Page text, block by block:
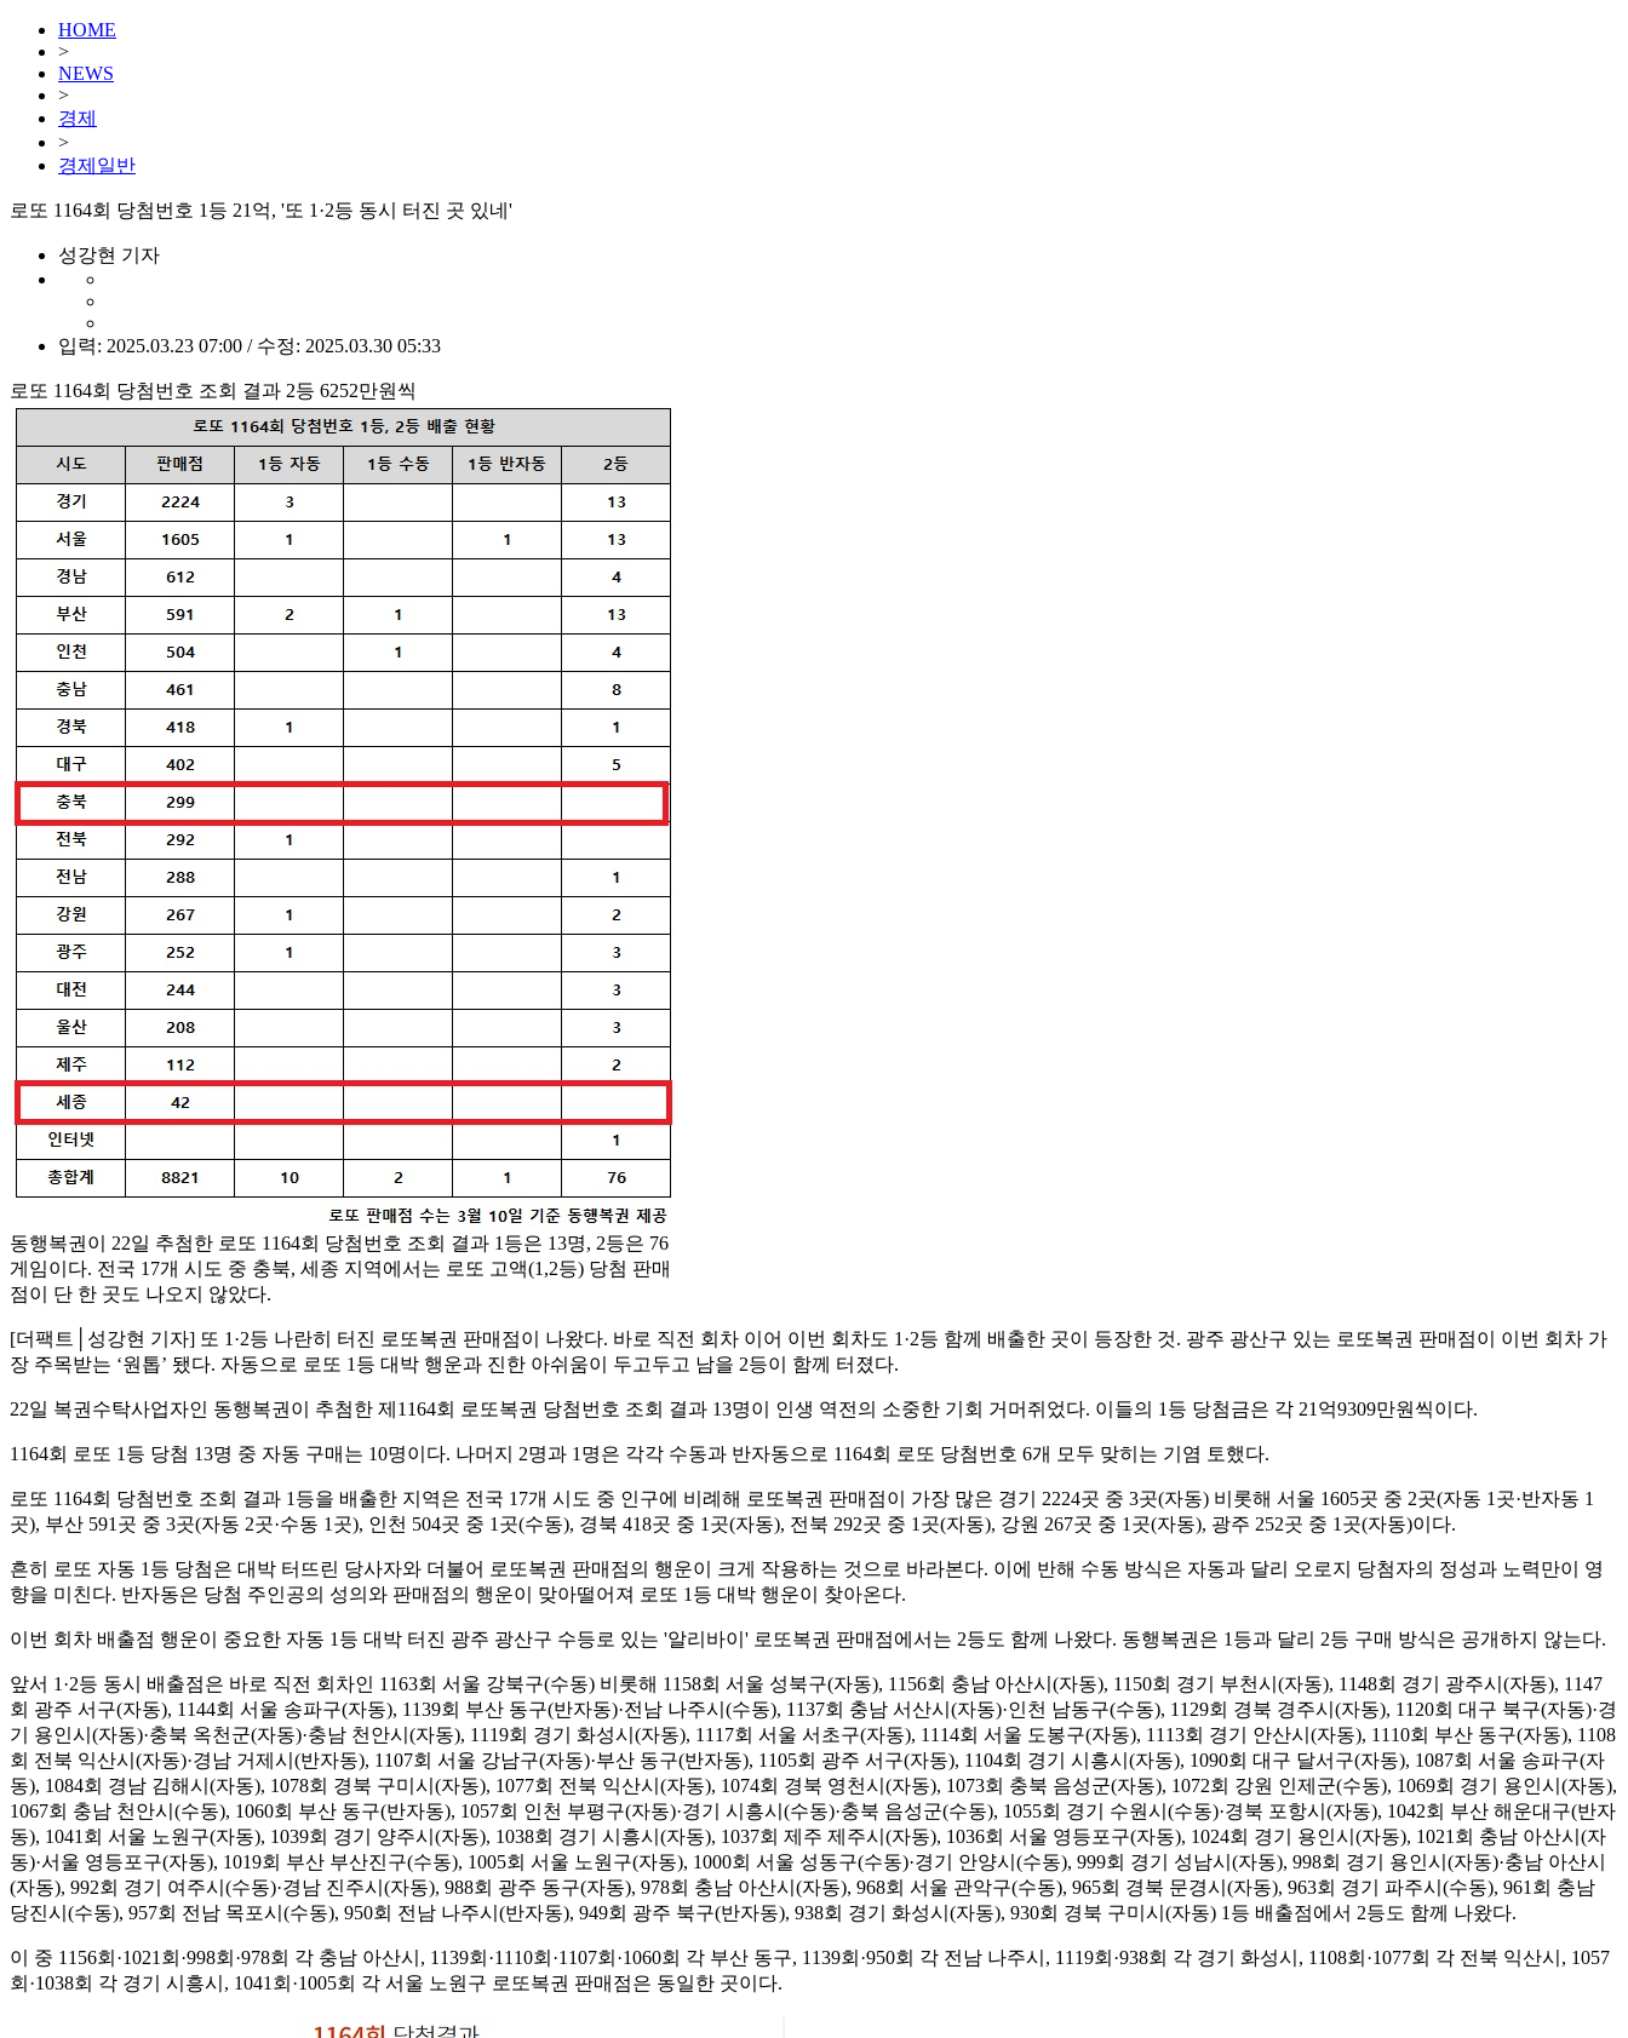
HOME
>
NEWS
>
경제
>
경제일반
로또 1164회 당첨번호 1등 21억, '또 1·2등 동시 터진 곳 있네'
성강현 기자
입력: 2025.03.23 07:00 / 수정: 2025.03.30 05:33
로또 1164회 당첨번호 조회 결과 2등 6252만원씩
동행복권이 22일 추첨한 로또 1164회 당첨번호 조회 결과 1등은 13명, 2등은 76
게임이다. 전국 17개 시도 중 충북, 세종 지역에서는 로또 고액(1,2등) 당첨 판매
점이 단 한 곳도 나오지 않았다.
[더팩트│성강현 기자] 또 1·2등 나란히 터진 로또복권 판매점이 나왔다. 바로 직전 회차 이어 이번 회차도 1·2등 함께 배출한 곳이 등장한 것. 광주 광산구 있는 로또복권 판매점이 이번 회차 가
장 주목받는 ‘원톱’ 됐다. 자동으로 로또 1등 대박 행운과 진한 아쉬움이 두고두고 남을 2등이 함께 터졌다.
22일 복권수탁사업자인 동행복권이 추첨한 제1164회 로또복권 당첨번호 조회 결과 13명이 인생 역전의 소중한 기회 거머쥐었다. 이들의 1등 당첨금은 각 21억9309만원씩이다.
1164회 로또 1등 당첨 13명 중 자동 구매는 10명이다. 나머지 2명과 1명은 각각 수동과 반자동으로 1164회 로또 당첨번호 6개 모두 맞히는 기염 토했다.
로또 1164회 당첨번호 조회 결과 1등을 배출한 지역은 전국 17개 시도 중 인구에 비례해 로또복권 판매점이 가장 많은 경기 2224곳 중 3곳(자동) 비롯해 서울 1605곳 중 2곳(자동 1곳·반자동 1
곳), 부산 591곳 중 3곳(자동 2곳·수동 1곳), 인천 504곳 중 1곳(수동), 경북 418곳 중 1곳(자동), 전북 292곳 중 1곳(자동), 강원 267곳 중 1곳(자동), 광주 252곳 중 1곳(자동)이다.
흔히 로또 자동 1등 당첨은 대박 터뜨린 당사자와 더불어 로또복권 판매점의 행운이 크게 작용하는 것으로 바라본다. 이에 반해 수동 방식은 자동과 달리 오로지 당첨자의 정성과 노력만이 영
향을 미친다. 반자동은 당첨 주인공의 성의와 판매점의 행운이 맞아떨어져 로또 1등 대박 행운이 찾아온다.
이번 회차 배출점 행운이 중요한 자동 1등 대박 터진 광주 광산구 수등로 있는 '알리바이' 로또복권 판매점에서는 2등도 함께 나왔다. 동행복권은 1등과 달리 2등 구매 방식은 공개하지 않는다.
앞서 1·2등 동시 배출점은 바로 직전 회차인 1163회 서울 강북구(수동) 비롯해 1158회 서울 성북구(자동), 1156회 충남 아산시(자동), 1150회 경기 부천시(자동), 1148회 경기 광주시(자동), 1147
회 광주 서구(자동), 1144회 서울 송파구(자동), 1139회 부산 동구(반자동)·전남 나주시(수동), 1137회 충남 서산시(자동)·인천 남동구(수동), 1129회 경북 경주시(자동), 1120회 대구 북구(자동)·경
기 용인시(자동)·충북 옥천군(자동)·충남 천안시(자동), 1119회 경기 화성시(자동), 1117회 서울 서초구(자동), 1114회 서울 도봉구(자동), 1113회 경기 안산시(자동), 1110회 부산 동구(자동), 1108
회 전북 익산시(자동)·경남 거제시(반자동), 1107회 서울 강남구(자동)·부산 동구(반자동), 1105회 광주 서구(자동), 1104회 경기 시흥시(자동), 1090회 대구 달서구(자동), 1087회 서울 송파구(자
동), 1084회 경남 김해시(자동), 1078회 경북 구미시(자동), 1077회 전북 익산시(자동), 1074회 경북 영천시(자동), 1073회 충북 음성군(자동), 1072회 강원 인제군(수동), 1069회 경기 용인시(자동),
1067회 충남 천안시(수동), 1060회 부산 동구(반자동), 1057회 인천 부평구(자동)·경기 시흥시(수동)·충북 음성군(수동), 1055회 경기 수원시(수동)·경북 포항시(자동), 1042회 부산 해운대구(반자
동), 1041회 서울 노원구(자동), 1039회 경기 양주시(자동), 1038회 경기 시흥시(자동), 1037회 제주 제주시(자동), 1036회 서울 영등포구(자동), 1024회 경기 용인시(자동), 1021회 충남 아산시(자
동)·서울 영등포구(자동), 1019회 부산 부산진구(수동), 1005회 서울 노원구(자동), 1000회 서울 성동구(수동)·경기 안양시(수동), 999회 경기 성남시(자동), 998회 경기 용인시(자동)·충남 아산시
(자동), 992회 경기 여주시(수동)·경남 진주시(자동), 988회 광주 동구(자동), 978회 충남 아산시(자동), 968회 서울 관악구(수동), 965회 경북 문경시(자동), 963회 경기 파주시(수동), 961회 충남
당진시(수동), 957회 전남 목포시(수동), 950회 전남 나주시(반자동), 949회 광주 북구(반자동), 938회 경기 화성시(자동), 930회 경북 구미시(자동) 1등 배출점에서 2등도 함께 나왔다.
이 중 1156회·1021회·998회·978회 각 충남 아산시, 1139회·1110회·1107회·1060회 각 부산 동구, 1139회·950회 각 전남 나주시, 1119회·938회 각 경기 화성시, 1108회·1077회 각 전북 익산시, 1057
회·1038회 각 경기 시흥시, 1041회·1005회 각 서울 노원구 로또복권 판매점은 동일한 곳이다.